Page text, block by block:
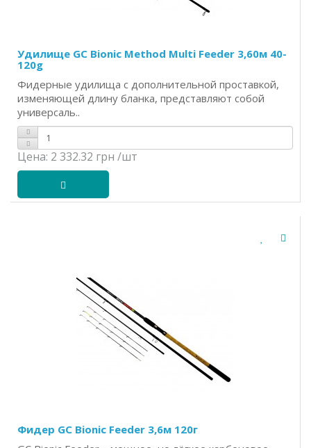
Удилище GC Bionic Method Multi Feeder 3,60м 40-
120g
Фидерные удилища с дополнительной проставкой,
изменяющей длину бланка, представляют собой
универсаль..
Цена: 2 332.32 грн /шт
Фидер GC Bionic Feeder 3,6м 120г